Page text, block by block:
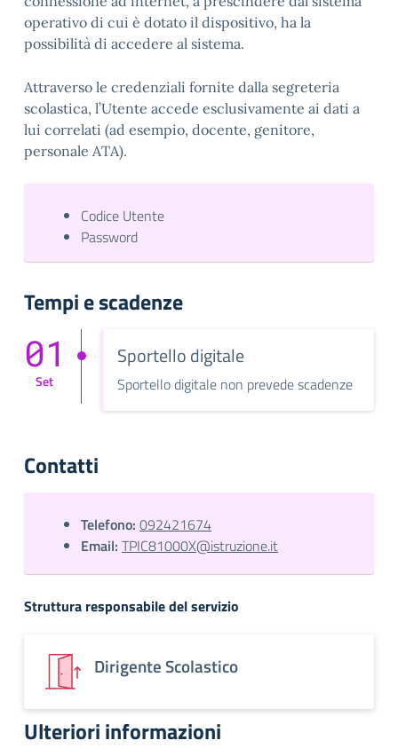
operativo di cui è dotato il dispositivo, ha la
possibilità di accedere al sistema.
Attraverso le credenziali fornite dalla segreteria
scolastica, l’Utente accede esclusivamente ai dati a
lui correlati (ad esempio, docente, genitore,
personale ATA).
Codice Utente
Password
Tempi e scadenze
01
Set
Sportello digitale
Sportello digitale non prevede scadenze
Contatti
Telefono: 092421674
Email: TPIC81000X@istruzione.it
Struttura responsabile del servizio
Dirigente Scolastico
Ulteriori informazioni